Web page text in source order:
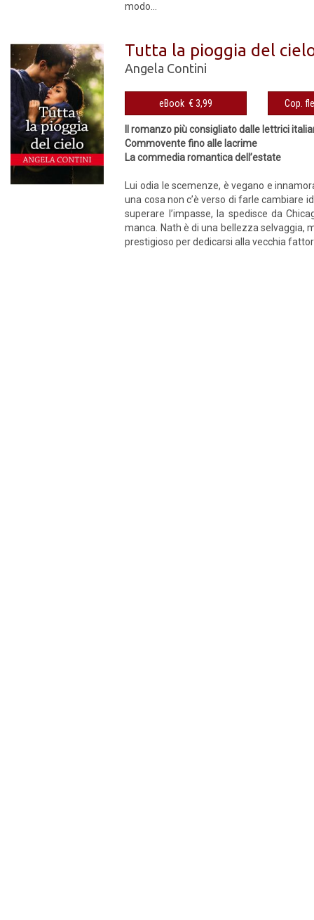
modo...
Tutta la pioggia del
Angela Contini
eBook € 3,99
Il romanzo più consigliato dalle lettrici
Commovente fino alle lacrime
La commedia romantica dell’estate
Lui odia le scemenze, è vegano e
una cosa non c’è verso di farle cambiare
superare l’impasse, la spedisce da
manca. Nath è di una bellezza selvaggia,
prestigioso per dedicarsi alla vecchia